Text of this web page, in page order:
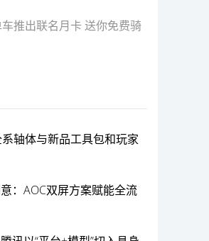
推出联名月卡 送你免费骑
轴体与新品工具包和玩家
：AOC双屏方案赋能全流